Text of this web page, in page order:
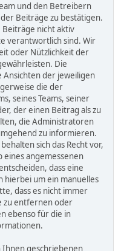
und den Betreibern
Beiträge zu bestätigen.
Beiträge nicht aktiv
verantwortlich sind. Wir
oder Nützlichkeit der
Die
der jeweiligen
die der
seines Teams, seiner
der einen Beitrag als zu
die Administratoren
zu informieren.
sich das Recht vor,
angemessenen
dass eine
hierbei um ein manuelles
dass es nicht immer
zu entfernen oder
ebenso für die in
Ihnen geschriebenen